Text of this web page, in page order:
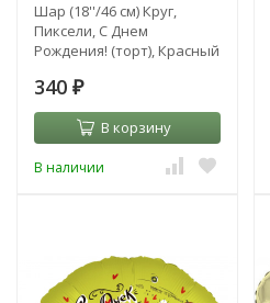
Шар (18''/46 см) Круг,
Пиксели, С Днем
Рождения! (торт), Красный
340 ₽
В корзину
В наличии